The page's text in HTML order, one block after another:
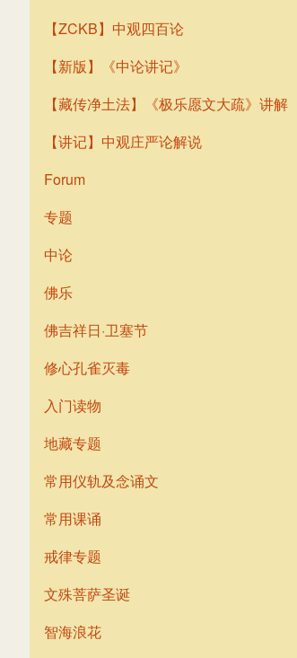
【ZCKB】中观四百论
【新版】《中论讲记》
【藏传净土法】《极乐愿文大疏》讲解
【讲记】中观庄严论解说
Forum
专题
中论
佛乐
佛吉祥日·卫塞节
修心孔雀灭毒
入门读物
地藏专题
常用仪轨及念诵文
常用课诵
戒律专题
文殊菩萨圣诞
智海浪花